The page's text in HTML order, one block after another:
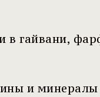
в гайвани,
и минералы